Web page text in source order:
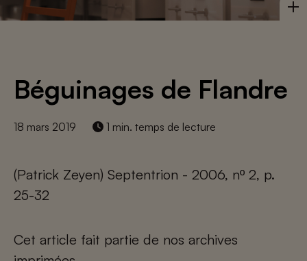
Béguinages de Flandre
18 mars 2019 1 min. temps de lecture
(Patrick Zeyen) Septentrion - 2006, nº 2, p.
25-32
Cet article fait partie de nos archives